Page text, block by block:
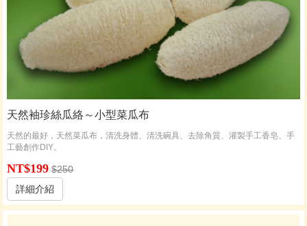
天然袖珍絲瓜絡～小型菜瓜布
天然的最好，天然菜瓜布，清洗身體、清洗碗具、去除角質、灌製手工香皂、手
工藝創作DIY。
NT$199 $250
詳細介紹